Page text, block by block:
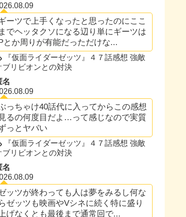
ーツで上手くなったと思ったのにここ
までヘッタクソになる辺り単にギーツは
とか周りが有能だっただけな...
『仮面ライダーゼッツ』４７話感想 強敵
ブリビオンとの対決
名
っちゃけ40話代に入ってからこの感想
見るの何度目だよ…って感じなので実質
っとヤバい
『仮面ライダーゼッツ』４７話感想 強敵
ブリビオンとの対決
名
ッツが終わっても人は夢をみるし何な
らゼッツも映画やVシネに続く特に盛り
げなくとも最後まで通常回で...